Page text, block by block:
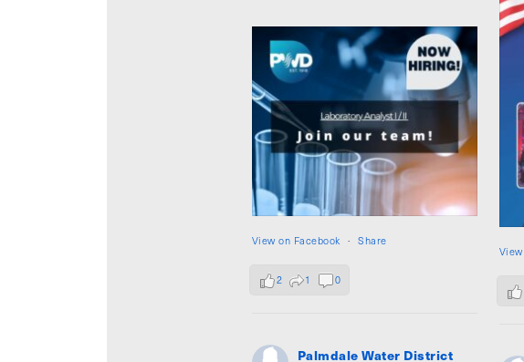
View on Facebook · Share
2 1 0
Palmdale Water District